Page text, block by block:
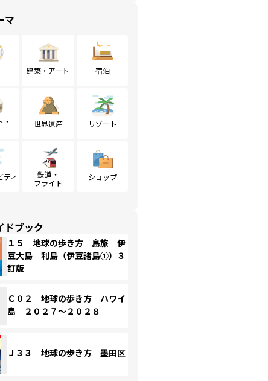
マ
建築・アート 宿泊
・
世界遺産 リゾート
ティ
鉄道・
フライト
ショップ
ドブック
１５ 地球の歩き方 島旅 伊
豆大島 利島（伊豆諸島①）３
訂版
Ｃ０２ 地球の歩き方 ハワイ
島 ２０２７～２０２８
Ｊ３３ 地球の歩き方 墨田区